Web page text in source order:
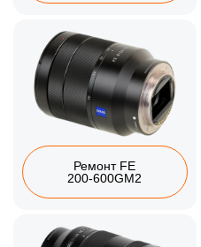
Ремонт FE
200‑600GM2